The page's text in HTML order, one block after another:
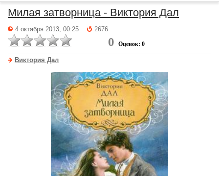
Милая затворница - Виктория Дал
4 октября 2013, 00:25 2676
0 Оценок: 0
Виктория Дал